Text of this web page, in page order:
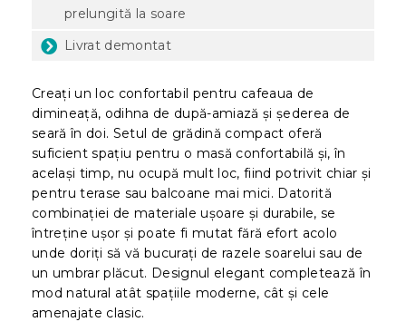
prelungită la soare
Livrat demontat
Creați un loc confortabil pentru cafeaua de
dimineață, odihna de după-amiază și șederea de
seară în doi. Setul de grădină compact oferă
suficient spațiu pentru o masă confortabilă și, în
același timp, nu ocupă mult loc, fiind potrivit chiar și
pentru terase sau balcoane mai mici. Datorită
combinației de materiale ușoare și durabile, se
întreține ușor și poate fi mutat fără efort acolo
unde doriți să vă bucurați de razele soarelui sau de
un umbrar plăcut. Designul elegant completează în
mod natural atât spațiile moderne, cât și cele
amenajate clasic.